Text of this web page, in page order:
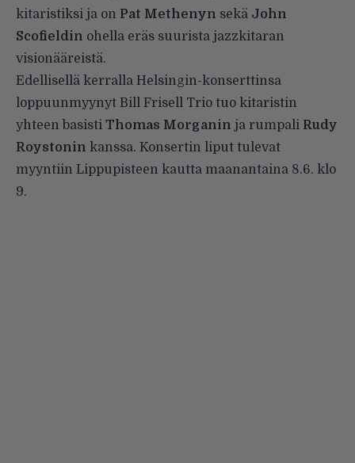
kitaristiksi ja on Pat Methenyn sekä John
Scofieldin ohella eräs suurista jazzkitaran
visionääreistä.
Edellisellä kerralla Helsingin-konserttinsa
loppuunmyynyt Bill Frisell Trio tuo kitaristin
yhteen basisti Thomas Morganin ja rumpali Rudy
Roystonin kanssa. Konsertin liput tulevat
myyntiin Lippupisteen kautta maanantaina 8.6. klo
9.